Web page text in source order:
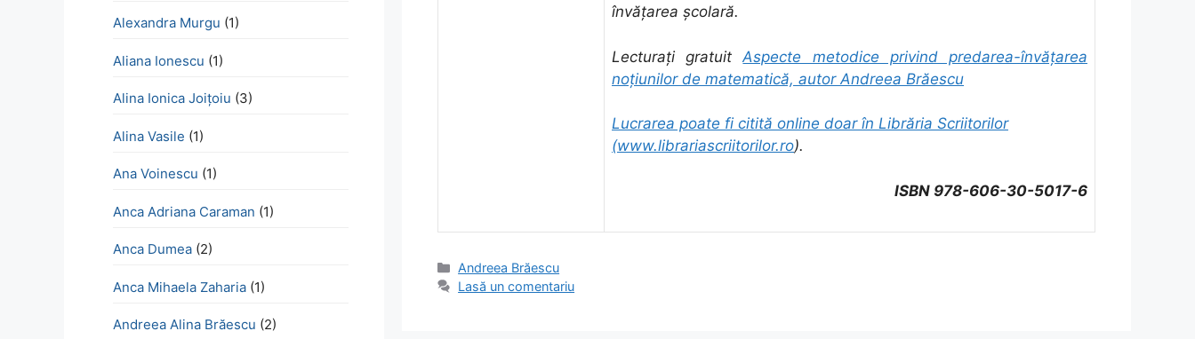
învăţarea şcolară.
Lecturați gratuitAspecte metodice privind predarea-învăţarea
noţiunilor de matematică, autor Andreea Brăescu
Lucrarea poate fi citită online doar în Librăria Scriitorilor
(www.librariascriitorilor.ro).
ISBN 978-606-30-5017-6
Categorii
Andreea Brăescu
Lasă un comentariu
Alexandra Murgu (1)
Aliana Ionescu (1)
Alina Ionica Joițoiu (3)
Alina Vasile (1)
Ana Voinescu (1)
Anca Adriana Caraman (1)
Anca Dumea (2)
Anca Mihaela Zaharia (1)
Andreea Alina Brăescu (2)